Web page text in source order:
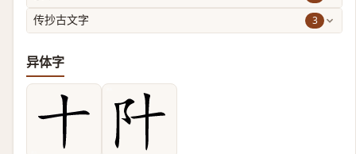
传抄古文字 3
异体字